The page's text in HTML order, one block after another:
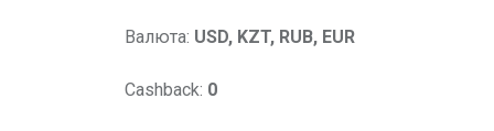
Валюта: USD, KZT, RUB, EUR
Cashback: 0